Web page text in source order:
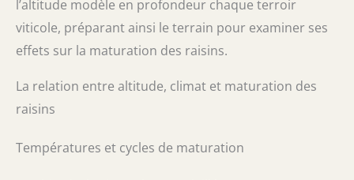
l’altitude modèle en profondeur chaque terroir
viticole, préparant ainsi le terrain pour examiner ses
effets sur la maturation des raisins.
La relation entre altitude, climat et maturation des
raisins
Températures et cycles de maturation